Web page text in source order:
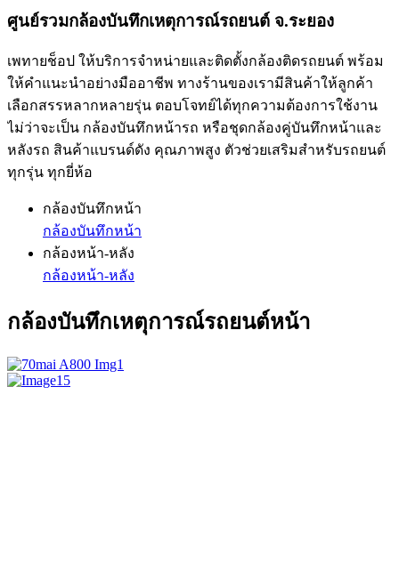
ศูนย์รวมกล้องบันทึกเหตุการณ์รถยนต์ จ.ระยอง
เพทายช็อป ให้บริการจำหน่ายและติดตั้งกล้องติดรถยนต์ พร้อม
ให้คำแนะนำอย่างมืออาชีพ ทางร้านของเรามีสินค้าให้ลูกค้า
เลือกสรรหลากหลายรุ่น ตอบโจทย์ได้ทุกความต้องการใช้งาน
ไม่ว่าจะเป็น กล้องบันทึกหน้ารถ หรือชุดกล้องคู่บันทึกหน้าและ
หลังรถ สินค้าแบรนด์ดัง คุณภาพสูง ตัวช่วยเสริมสำหรับรถยนต์
ทุกรุ่น ทุกยี่ห้อ
กล้องบันทึกหน้า
กล้องบันทึกหน้า
กล้องหน้า-หลัง
กล้องหน้า-หลัง
กล้องบันทึกเหตุการณ์รถยนต์หน้า